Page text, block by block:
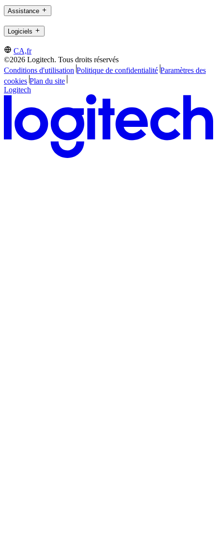
Assistance
Logiciels
CA,fr
©2026 Logitech. Tous droits réservés
Conditions d'utilisation Politique de confidentialité Paramètres des
cookies Plan du site
Logitech